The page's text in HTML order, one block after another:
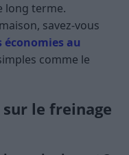
long terme.
savez-vous
économies au
comme le
le freinage